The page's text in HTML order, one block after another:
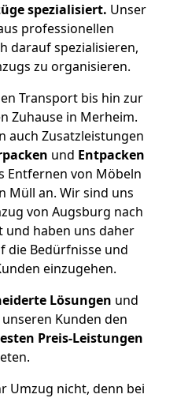
spezialisiert. Unser
professionellen
darauf spezialisieren,
zu organisieren.
Transport bis hin zur
Zuhause in Merheim.
auch Zusatzleistungen
und Entpacken
Entfernen von Möbeln
Müll an. Wir sind uns
von Augsburg nach
haben uns daher
die Bedürfnisse und
einzugehen.
Lösungen und
Kunden den
Preis-Leistungen
Umzug nicht, denn bei